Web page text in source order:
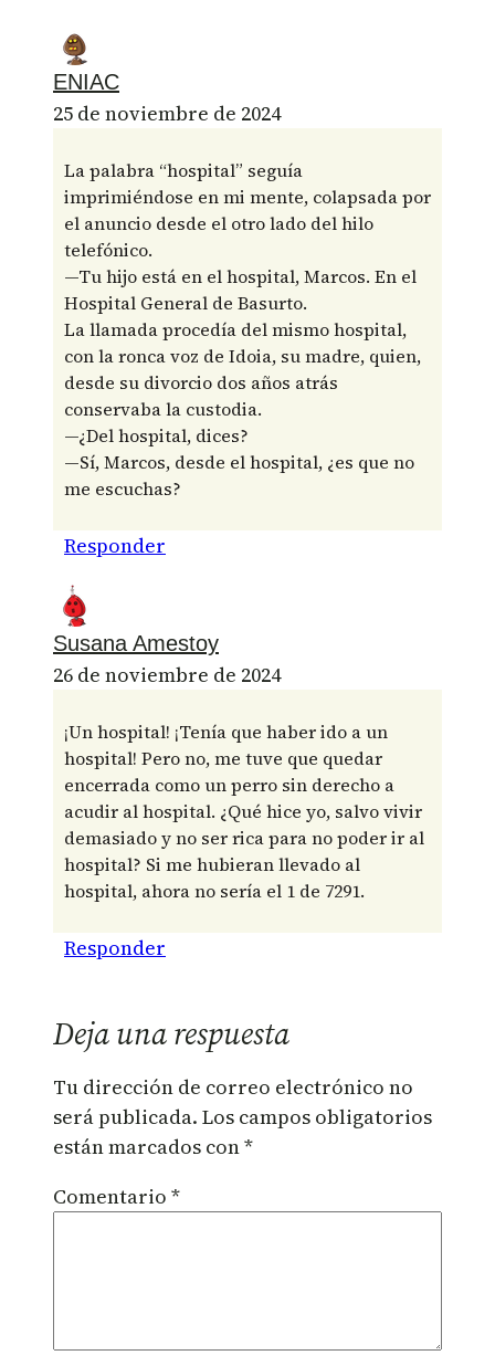
ENIAC
25 de noviembre de 2024
La palabra “hospital” seguía
imprimiéndose en mi mente, colapsada por
el anuncio desde el otro lado del hilo
telefónico.
—Tu hijo está en el hospital, Marcos. En el
Hospital General de Basurto.
La llamada procedía del mismo hospital,
con la ronca voz de Idoia, su madre, quien,
desde su divorcio dos años atrás
conservaba la custodia.
—¿Del hospital, dices?
—Sí, Marcos, desde el hospital, ¿es que no
me escuchas?
Responder
Susana Amestoy
26 de noviembre de 2024
¡Un hospital! ¡Tenía que haber ido a un
hospital! Pero no, me tuve que quedar
encerrada como un perro sin derecho a
acudir al hospital. ¿Qué hice yo, salvo vivir
demasiado y no ser rica para no poder ir al
hospital? Si me hubieran llevado al
hospital, ahora no sería el 1 de 7291.
Responder
Deja una respuesta
Tu dirección de correo electrónico no
será publicada. Los campos obligatorios
están marcados con*
Comentario *